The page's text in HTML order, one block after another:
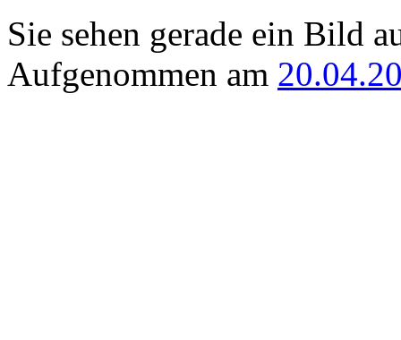
Sie sehen gerade ein Bild
Aufgenommen am